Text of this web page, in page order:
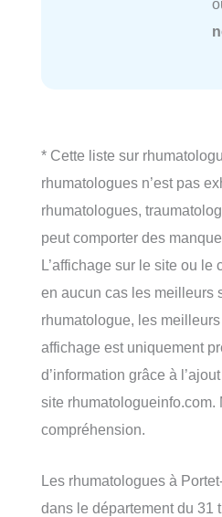
* Cette liste sur
rhumatologues n’est pas
rhumatologues,
peut comporter des
L’affichage sur le site ou le
en aucun cas les meilleurs
rhumatologue, les
affichage est uniquement
d’information grâce à
site rhumatologueinfo.com.
compréhension.
Les rhumatologues à
dans le département du 31